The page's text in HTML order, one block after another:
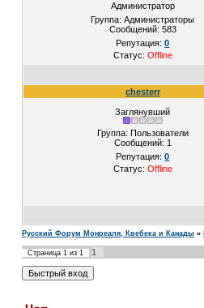
Администратор
Группа: Администраторы
Сообщений: 583
Репутация:0
Статус: Offline
chesterr
Заглянувший
Группа: Пользователи
Сообщений: 1
Репутация:0
Статус: Offline
Русский Форум Монреаля, Квебека и Канады »
Страница 1из 1
1